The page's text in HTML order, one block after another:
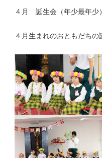
４月 誕生会（年少最年少）
４月生まれのおともだちの